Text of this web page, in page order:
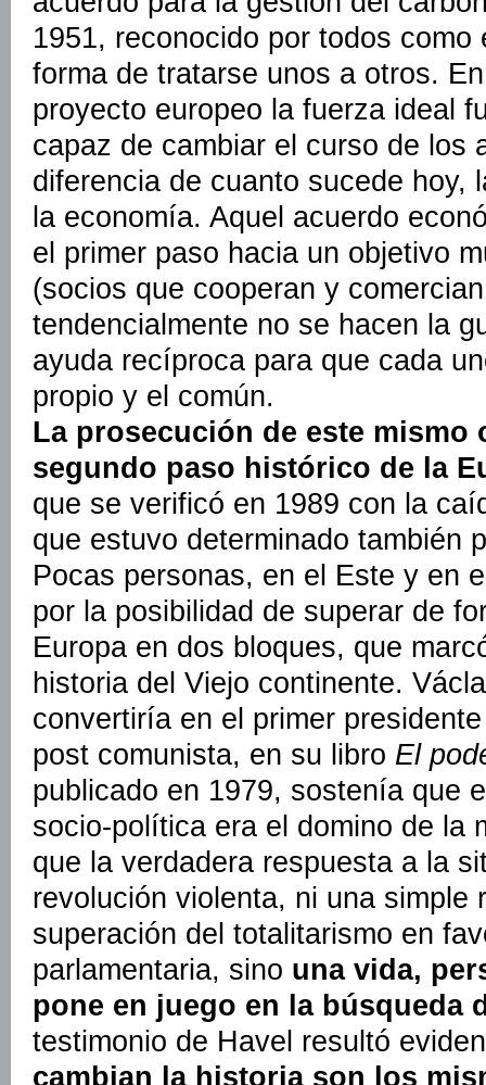
1951, reconocido por todos
forma de tratarse unos a otros.
proyecto europeo la fuerza ideal
capaz de cambiar el curso de los
diferencia de cuanto sucede hoy,
la economía. Aquel acuerdo
el primer paso hacia un objetivo
(socios que cooperan y
tendencialmente no se hacen la
ayuda recíproca para que cada
propio y el común.
La prosecución de este mismo
segundo paso histórico de la
que se verificó en 1989 con la
que estuvo determinado también
Pocas personas, en el Este y en
por la posibilidad de superar de
Europa en dos bloques, que
historia del Viejo continente.
convertiría en el primer
post comunista, en su libro El
publicado en 1979, sostenía que
socio-política era el domino de la
que la verdadera respuesta a la
revolución violenta, ni una simple
superación del totalitarismo en
parlamentaria, sino una vida,
pone en juego en la búsqueda
testimonio de Havel resultó
cambian la historia son los